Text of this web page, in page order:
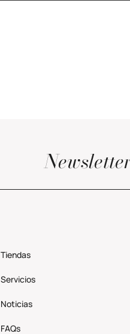
Tiendas
Servicios
Noticias
FAQs